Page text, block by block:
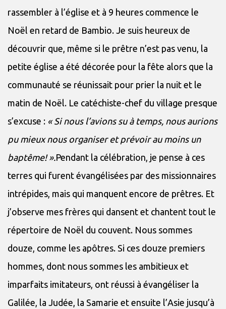
rassembler à l’église et à 9 heures commence le
Noël en retard de Bambio. Je suis heureux de
découvrir que, même si le prêtre n’est pas venu, la
petite église a été décorée pour la fête alors que la
communauté se réunissait pour prier la nuit et le
matin de Noël. Le catéchiste-chef du village presque
s’excuse : « Si nous l’avions su à temps, nous aurions
pu mieux nous organiser et prévoir au moins un
baptême! ».Pendant la célébration, je pense à ces
terres qui furent évangélisées par des missionnaires
intrépides, mais qui manquent encore de prêtres. Et
j’observe mes frères qui dansent et chantent tout le
répertoire de Noël du couvent. Nous sommes
douze, comme les apôtres. Si ces douze premiers
hommes, dont nous sommes les ambitieux et
imparfaits imitateurs, ont réussi à évangéliser la
Galilée, la Judée, la Samarie et ensuite l’Asie jusqu’à